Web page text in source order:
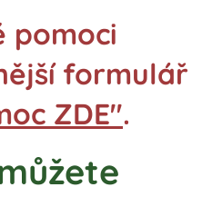
pomoci
formulář
ZDE".